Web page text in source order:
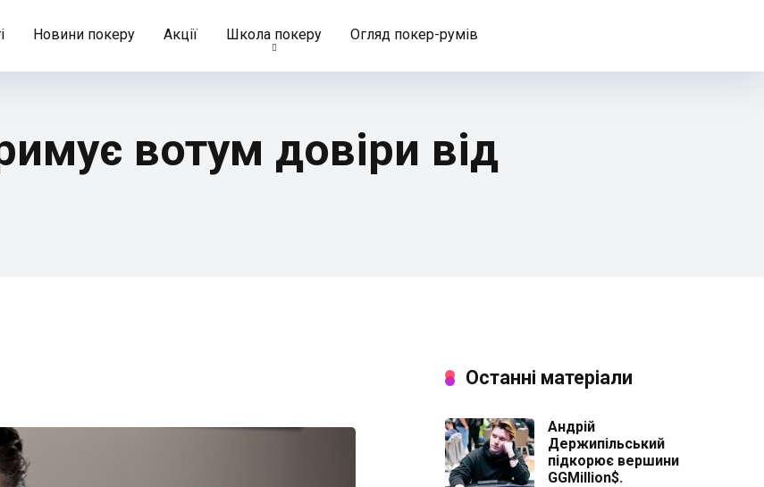
Новини покеру Акції Школа покеру Огляд покер-румів
вотум довіри від
Останні матеріали
Андрій
Держипільський
підкорює вершини
GGMillion$.